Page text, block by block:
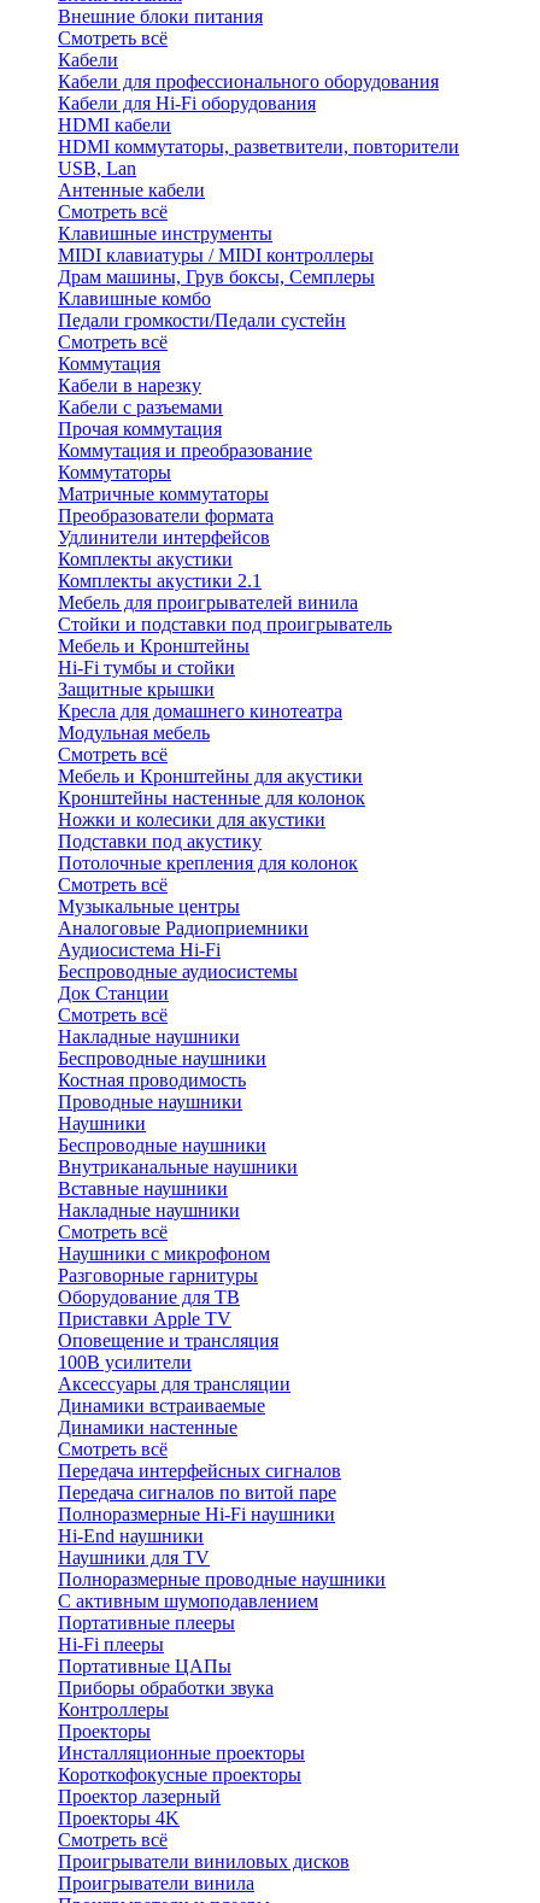
Внешние блоки питания
Смотреть всё
Кабели
Кабели для профессионального оборудования
Кабели для Hi-Fi оборудования
HDMI кабели
HDMI коммутаторы, разветвители, повторители
USB, Lan
Антенные кабели
Смотреть всё
Клавишные инструменты
MIDI клавиатуры / MIDI контроллеры
Драм машины, Грув боксы, Семплеры
Клавишные комбо
Педали громкости/Педали сустейн
Смотреть всё
Коммутация
Кабели в нарезку
Кабели с разъемами
Прочая коммутация
Коммутация и преобразование
Коммутаторы
Матричные коммутаторы
Преобразователи формата
Удлинители интерфейсов
Комплекты акустики
Комплекты акустики 2.1
Мебель для проигрывателей винила
Стойки и подставки под проигрыватель
Мебель и Кронштейны
Hi-Fi тумбы и стойки
Защитные крышки
Кресла для домашнего кинотеатра
Модульная мебель
Смотреть всё
Мебель и Кронштейны для акустики
Кронштейны настенные для колонок
Ножки и колесики для акустики
Подставки под акустику
Потолочные крепления для колонок
Смотреть всё
Музыкальные центры
Аналоговые Радиоприемники
Аудиосистема Hi-Fi
Беспроводные аудиосистемы
Док Станции
Смотреть всё
Накладные наушники
Беспроводные наушники
Костная проводимость
Проводные наушники
Наушники
Беспроводные наушники
Внутриканальные наушники
Вставные наушники
Накладные наушники
Смотреть всё
Наушники с микрофоном
Разговорные гарнитуры
Оборудование для ТВ
Приставки Apple TV
Оповещение и трансляция
100В усилители
Аксессуары для трансляции
Динамики встраиваемые
Динамики настенные
Смотреть всё
Передача интерфейсных сигналов
Передача сигналов по витой паре
Полноразмерные Hi-Fi наушники
Hi-End наушники
Наушники для TV
Полноразмерные проводные наушники
С активным шумоподавлением
Портативные плееры
Hi-Fi плееры
Портативные ЦАПы
Приборы обработки звука
Контроллеры
Проекторы
Инсталляционные проекторы
Короткофокусные проекторы
Проектор лазерный
Проекторы 4K
Смотреть всё
Проигрыватели виниловых дисков
Проигрыватели винила